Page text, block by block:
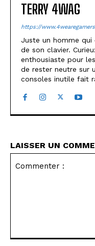
TERRY 4WAG
https://
Juste un homme qui
de son clavier.
enthousiaste pour
de rester neutre sur
consoles inutile fait
LAISSER UN